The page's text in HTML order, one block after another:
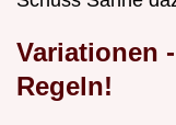
Variationen
Regeln!